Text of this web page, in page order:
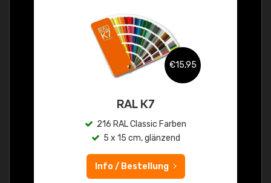
€15,95
RAL K7
216 RAL Classic Farben
5 x 15 cm, glänzend
Info / Bestellung